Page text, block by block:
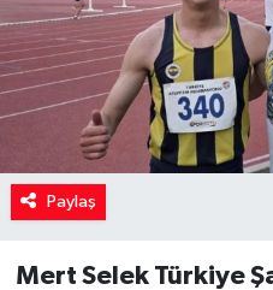
Paylaş
Mert Selek Türkiye